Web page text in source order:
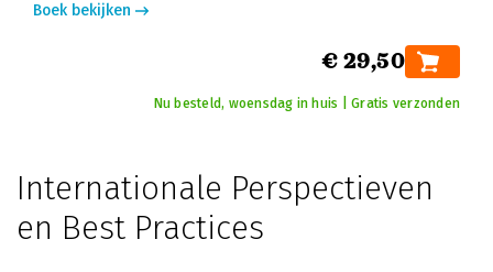
Boek bekijken
€ 29,50
Nu besteld, woensdag in huis | Gratis verzonden
Internationale Perspectieven
en Best Practices